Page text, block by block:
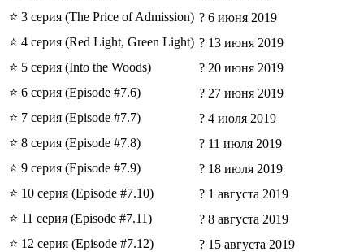
⭐ 3 серия (The Price of Admission) ? 6 июня 2019
⭐ 4 серия (Red Light, Green Light) ? 13 июня 2019
⭐ 5 серия (Into the Woods)
? 20 июня 2019
⭐ 6 серия (Episode #7.6)
? 27 июня 2019
⭐ 7 серия (Episode #7.7)
? 4 июля 2019
⭐ 8 серия (Episode #7.8)
? 11 июля 2019
⭐ 9 серия (Episode #7.9)
? 18 июля 2019
⭐ 10 серия (Episode #7.10)
? 1 августа 2019
⭐ 11 серия (Episode #7.11)
? 8 августа 2019
⭐ 12 серия (Episode #7.12)
? 15 августа 2019